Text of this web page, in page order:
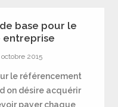
base pour le
octobre 2015
le référencement
on désire acquérir
payer chaque